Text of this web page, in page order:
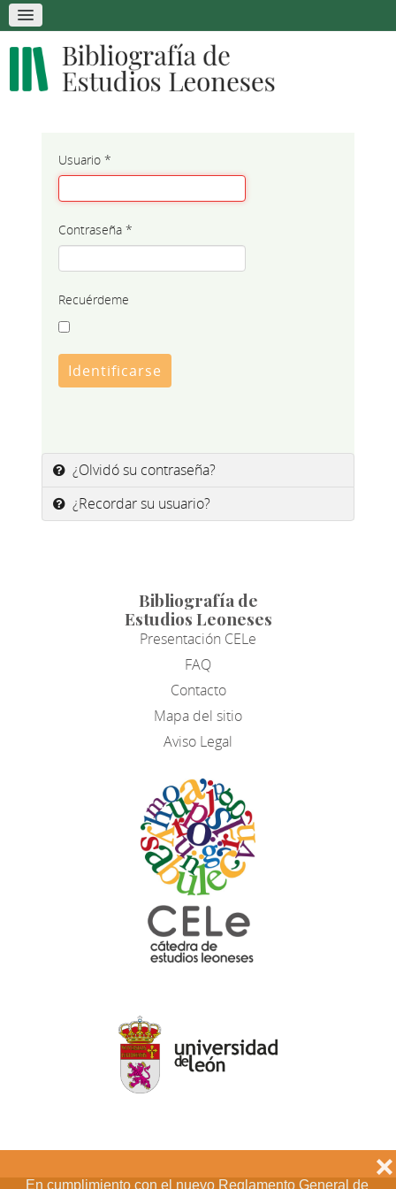
En cumplimiento con el nuevo Reglamento General de
❌
Usuario*
Contraseña*
Recuérdeme
Identificarse
¿Olvidó su contraseña?
¿Recordar su usuario?
Bibliografía de
Estudios Leoneses
Presentación CELe
FAQ
Contacto
Mapa del sitio
Aviso Legal